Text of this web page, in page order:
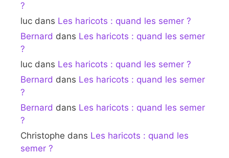
?
luc dans Les haricots : quand les semer ?
Bernard dans Les haricots : quand les semer
?
luc dans Les haricots : quand les semer ?
Bernard dans Les haricots : quand les semer
?
Bernard dans Les haricots : quand les semer
?
Christophe dans Les haricots : quand les
semer ?